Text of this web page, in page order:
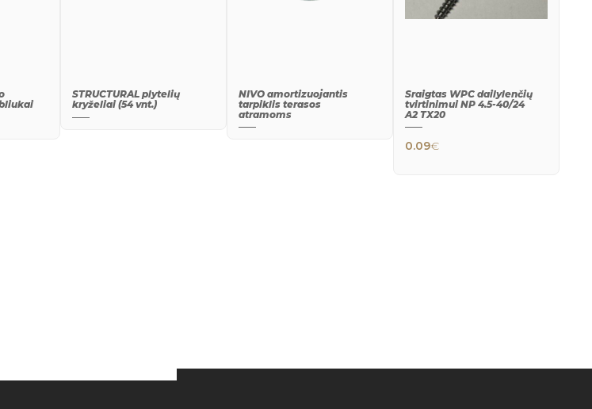
STRUCTURAL plytelių
kryželiai (54 vnt.)
NIVO amortizuojantis
tarpiklis terasos
atramoms
Sraigtas WPC dailylenčių
tvirtinimui NP 4.5-40/24
A2 TX20
0.09€